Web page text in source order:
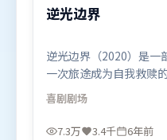
逆光边界
逆光边界（2020）是一
一次旅途成为自我救赎
彼此呼应。群像刻画各
功能。由薛晓路执导，
政民等联袂出演。影片
喜剧剧场
7.3万 3.4千 6年前